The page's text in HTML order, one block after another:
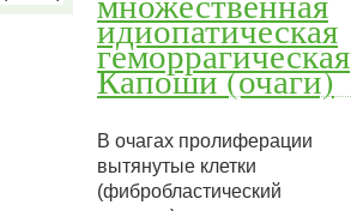
идиопатическая
геморрагическая
Капоши (очаги)
В очагах пролиферации
вытянутые клетки
(фибробластический